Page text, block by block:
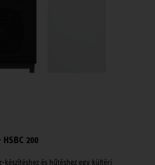
HSBC 200
készítéshez és hűtéshez egy kültéri